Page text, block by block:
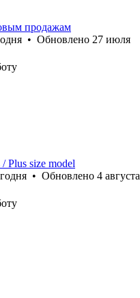
продажам
• Обновлено 27 июля
Plus size model
• Обновлено 4 августа